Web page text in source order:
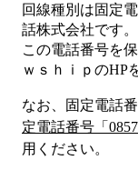
回線種別は固定
話株式会社です。
この電話番号を
ｗｓｈｉｐ のHP
なお、固定電話番
定電話番号「 0857
用ください。